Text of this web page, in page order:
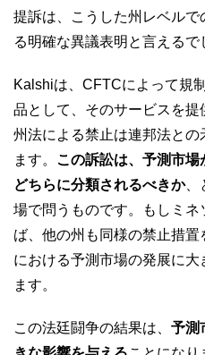
提訴は、こうした州レベル
る明確な異議表明と言えるで
Kalshiは、CFTCによって規
品として、そのサービスを提
州法による禁止は連邦法と
ます。
この訴訟は、予測市
どちらに分類されるべきか、
場で問うものです。もしミ
ば、他の州も同様の禁止措
における予測市場の発展に
ます。
この法廷闘争の結果は、 予測